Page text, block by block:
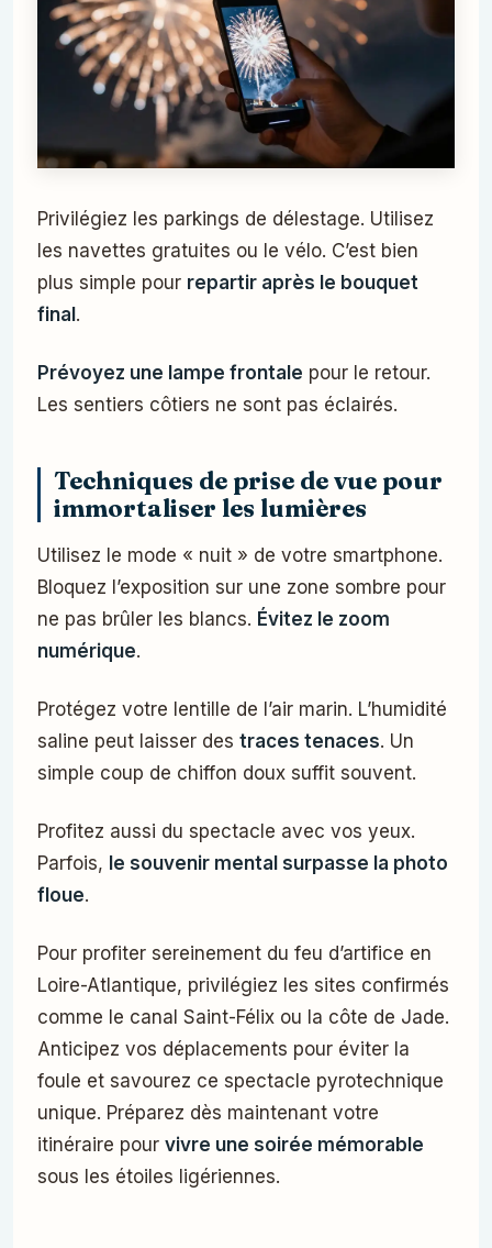
Privilégiez les parkings de délestage. Utilisez
les navettes gratuites ou le vélo. C’est bien
plus simple pour repartir après le bouquet
final.
Prévoyez une lampe frontale pour le retour.
Les sentiers côtiers ne sont pas éclairés.
Techniques de prise de vue pour
immortaliser les lumières
Utilisez le mode « nuit » de votre smartphone.
Bloquez l’exposition sur une zone sombre pour
ne pas brûler les blancs. Évitez le zoom
numérique.
Protégez votre lentille de l’air marin. L’humidité
saline peut laisser des traces tenaces. Un
simple coup de chiffon doux suffit souvent.
Profitez aussi du spectacle avec vos yeux.
Parfois, le souvenir mental surpasse la photo
floue.
Pour profiter sereinement du feu d’artifice en
Loire-Atlantique, privilégiez les sites confirmés
comme le canal Saint-Félix ou la côte de Jade.
Anticipez vos déplacements pour éviter la
foule et savourez ce spectacle pyrotechnique
unique. Préparez dès maintenant votre
itinéraire pour vivre une soirée mémorable
sous les étoiles ligériennes.